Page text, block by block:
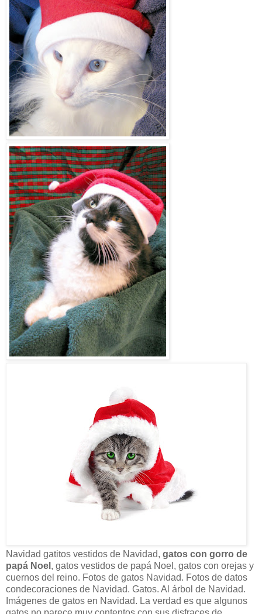
Navidad gatitos vestidos de Navidad, gatos con gorro de
papá Noel , gatos vestidos de papá Noel, gatos con orejas y
cuernos del reino. Fotos de gatos Navidad. Fotos de datos
condecoraciones de Navidad. Gatos. Al árbol de Navidad.
Imágenes de gatos en Navidad. La verdad es que algunos